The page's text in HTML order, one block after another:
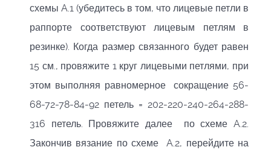
схемы A.1 (убедитесь в том, что лицевые петли в
раппорте соответствуют лицевым петлям в
резинке). Когда размер связанного будет равен
15 см., провяжите 1 круг лицевыми петлями, при
этом выполняя равномерное сокращение 56-
68-72-78-84-92 петель = 202-220-240-264-288-
316 петель. Провяжите далее по схеме A.2.
Закончив вязание по схеме A.2, перейдите на